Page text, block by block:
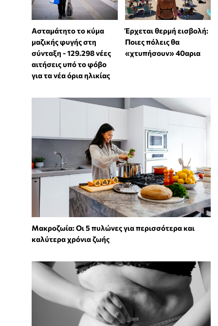
Ασταμάτητο το κύμα
μαζικής φυγής στη
σύνταξη - 129.298 νέες
αιτήσεις υπό το φόβο
για τα νέα όρια ηλικίας
Έρχεται θερμή εισβολή:
Ποιες πόλεις θα
«χτυπήσουν» 40αρια
Mακροζωία: Οι 5 πυλώνες για περισσότερα και
καλύτερα χρόνια ζωής